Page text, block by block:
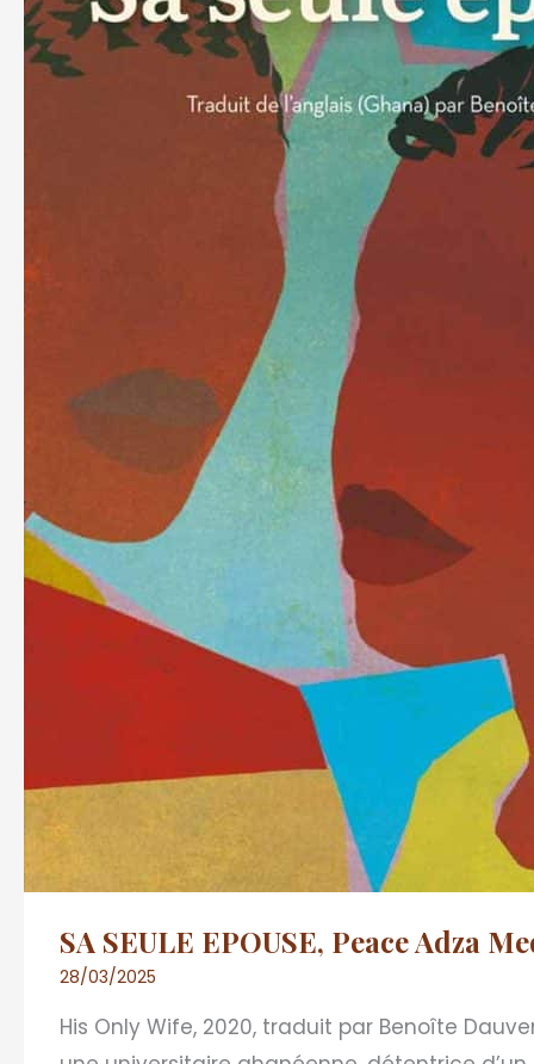
SA SEULE EPOUSE, Peace Adza
28/03/2025
His Only Wife, 2020, traduit par Benoîte